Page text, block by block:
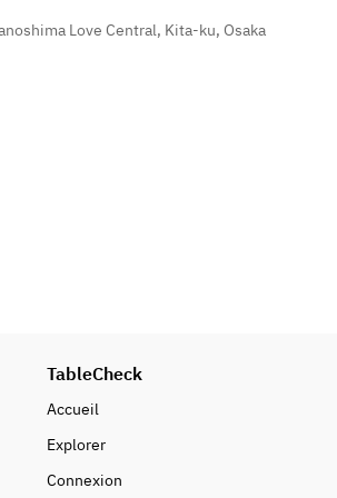
Love Central, Kita-ku, Osaka
TableCheck
Accueil
Explorer
Connexion